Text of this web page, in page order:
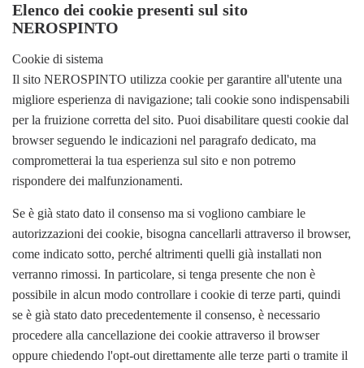
Elenco dei cookie presenti sul sito
NEROSPINTO
Cookie di sistema
Il sito NEROSPINTO utilizza cookie per garantire all'utente una
migliore esperienza di navigazione; tali cookie sono indispensabili
per la fruizione corretta del sito. Puoi disabilitare questi cookie dal
browser seguendo le indicazioni nel paragrafo dedicato, ma
comprometterai la tua esperienza sul sito e non potremo
rispondere dei malfunzionamenti.
Se è già stato dato il consenso ma si vogliono cambiare le
autorizzazioni dei cookie, bisogna cancellarli attraverso il browser,
come indicato sotto, perché altrimenti quelli già installati non
verranno rimossi. In particolare, si tenga presente che non è
possibile in alcun modo controllare i cookie di terze parti, quindi
se è già stato dato precedentemente il consenso, è necessario
procedere alla cancellazione dei cookie attraverso il browser
oppure chiedendo l'opt-out direttamente alle terze parti o tramite il